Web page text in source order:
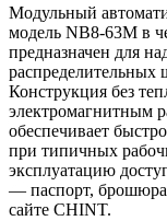
Модульный
модель NB8-63M в
предназначен для
Конструкция без
электромагнитным
обеспечивает
при типичных
эксплуатацию
— паспорт, брошюра
сайте CHINT.